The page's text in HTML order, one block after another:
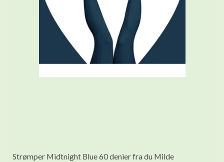
Strømper Midtnight Blue 60 denier fra du Milde